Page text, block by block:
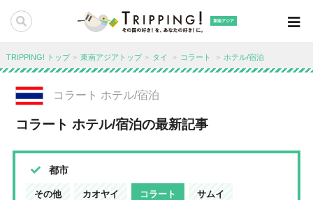
東南アジア
TRIPPING! トップ 東南アジアトップ タイ コラート ホテル/宿泊
コラート ホテル/宿泊
コラート ホテル/宿泊の最新記事
都市
その他 カオヤイ コラート サムイ